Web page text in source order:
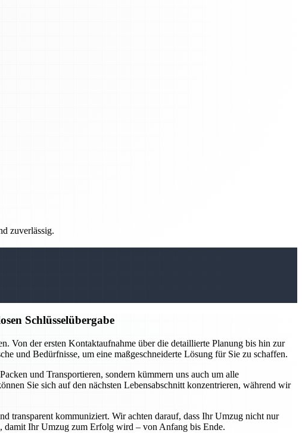
zuverlässig.
Schlüsselübergabe
Von der ersten Kontaktaufnahme über die detaillierte Planung bis hin zur
und Bedürfnisse, um eine maßgeschneiderte Lösung für Sie zu schaffen.
und Transportieren, sondern kümmern uns auch um alle
Sie sich auf den nächsten Lebensabschnitt konzentrieren, während wir
transparent kommuniziert. Wir achten darauf, dass Ihr Umzug nicht nur
damit Ihr Umzug zum Erfolg wird – von Anfang bis Ende.